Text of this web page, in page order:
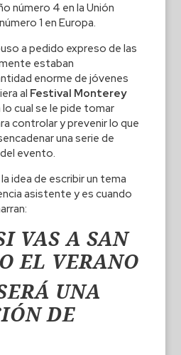
número 4 en la Unión
1 en Europa.
a pedido expreso de las
estaban
enorme de jóvenes
al Festival Monterey
lo cual se le pide tomar
controlar y prevenir lo que
una serie de
evento.
idea de escribir un tema
asistente y es cuando
I VAS A SAN
EL VERANO
UNA
DE